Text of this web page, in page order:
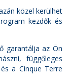
közel kerülhet
kezdők és
garantálja az Ön
függőleges
a Cinque Terre